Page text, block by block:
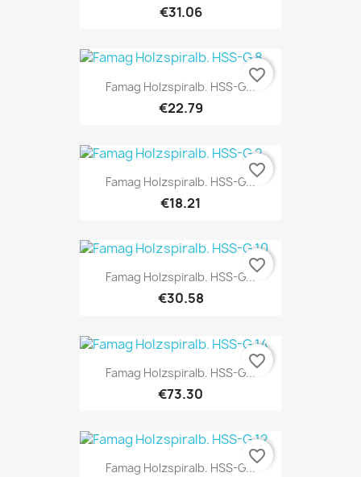
€31.06
Famag Holzspiralb. HSS-G...
€22.79
favorite_border
Famag Holzspiralb. HSS-G...
€18.21
favorite_border
Famag Holzspiralb. HSS-G...
€30.58
favorite_border
Famag Holzspiralb. HSS-G...
€73.30
favorite_border
Famag Holzspiralb. HSS-G...
favorite_border